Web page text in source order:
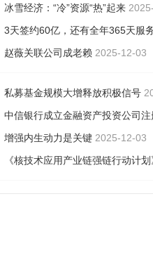
冰雪经济：“冷”资源“热”起来
3天签约60亿，还有全年365天服
赵薇关联公司成老赖 2025-12-03
私募基金规模大增释放积极信号
中信银行成立金融资产投资公司
增强内生动力是关键 2025-12-03
《核技术应用产业链强链行动计